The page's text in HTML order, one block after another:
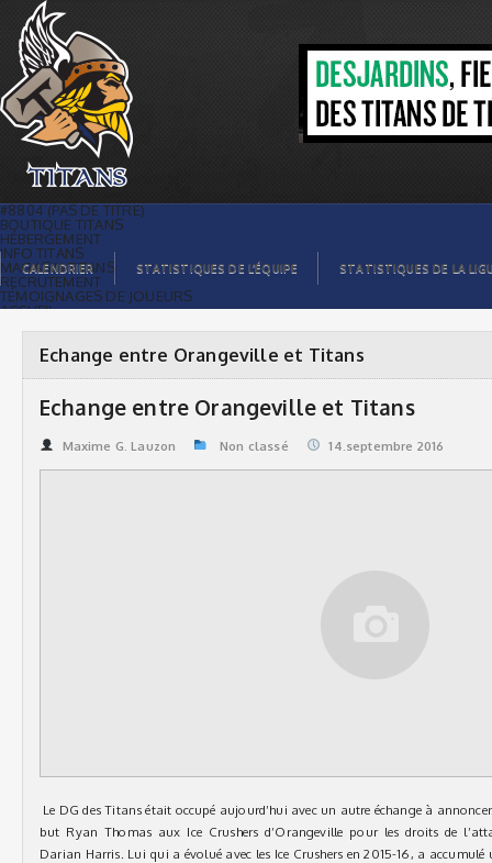
Echange entre Orangeville et Titans |
Titans de témiscaming
#8804 (PAS DE TITRE)
BOUTIQUE TITANS
HÉBERGEMENT
INFO TITANS
MAGASIN TITANS
RECRUTEMENT
TÉMOIGNAGES DE JOUEURS
ACCUEIL
GALERIE PHOTOS
STATISTIQUES
ORGANISATION
JOUEURS
CALENDRIER
GALERIE VIDÉOS
COMMANDITAIRES
STATISTIQUES DE LA LIGUE
CALENDRIER STATISTIQUES DE L’ÉQUIPE STATISTIQUES DE LA
Echange entre Orangeville et Titans
Echange entre Orangeville et Titans
Maxime G. Lauzon Non classé 14.septembre 2016
Le DG des Titans était occupé aujourd’hui avec un autre échange à
but Ryan Thomas aux Ice Crushers d’Orangeville pour les droits de
Darian Harris. Lui qui a évolué avec les Ice Crushers en 2015-16, a